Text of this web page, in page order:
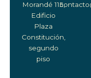
Morandé 115,
Edificio
Plaza
Constitución,
segundo
piso